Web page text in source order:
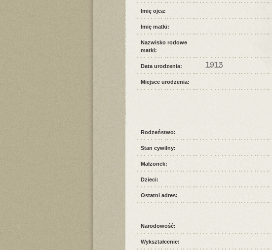
Imię ojca:
Imię matki:
Nazwisko rodowe
matki:
Data urodzenia: 1913
Miejsce urodzenia:
Rodzeństwo:
Stan cywilny:
Małżonek:
Dzieci:
Ostatni adres:
Narodowość:
Wykształcenie: